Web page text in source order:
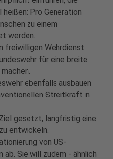
Pro Generation
zu einem
werden.
freiwilligen Wehrdienst
für eine breite
ebenfalls ausbauen
Streitkraft in
gesetzt, langfristig eine
entwickeln.
von US-
Sie will zudem - ähnlich